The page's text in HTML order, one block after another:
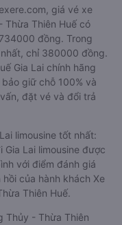
giá vé xe
Thừa Thiên Huế có
đồng. Trong
chỉ 380000 đồng.
Gia Lai chính hãng
giữ chỗ 100% và
đặt vé và đổi trả
limousine tốt nhất:
Lai limousine được
với điểm đánh giá
của hành khách Xe
Thiên Huế.
Thủy - Thừa Thiên